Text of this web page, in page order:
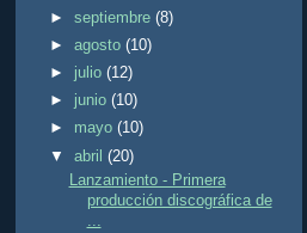
►septiembre(8)
►agosto(10)
► julio(12)
► junio(10)
► mayo(10)
▼abril(20)
Lanzamiento - Primera
producción discográfica de